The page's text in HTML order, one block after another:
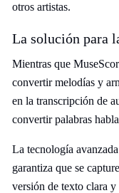
otros artistas.
La solución para
Mientras que
convertir melodías y
en la transcripción de
convertir palabras
La tecnología
garantiza que se
versión de texto clara